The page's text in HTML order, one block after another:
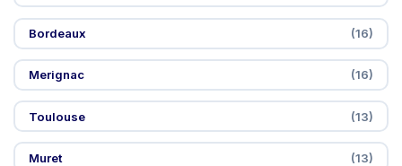
Bordeaux (16)
Merignac (16)
Toulouse (13)
Muret (13)